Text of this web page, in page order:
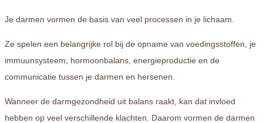
Je darmen vormen de basis van veel processen in je lichaam.
Ze spelen een belangrijke rol bij de opname van voedingsstoffen, je
immuunsysteem, hormoonbalans, energieproductie en de
communicatie tussen je darmen en hersenen.
Wanneer de darmgezondheid uit balans raakt, kan dat invloed
hebben op veel verschillende klachten. Daarom vormen de darmen